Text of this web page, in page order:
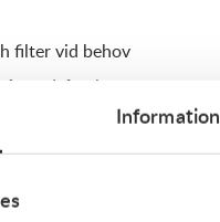
Information
filter vid behov